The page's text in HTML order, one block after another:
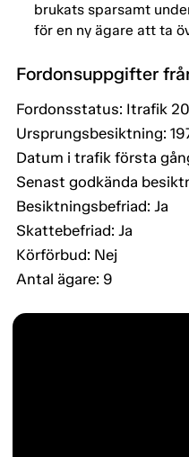
brukats sparsamt
för en ny ägare att ta
Fordonsuppgifter
Fordonsstatus: Itrafik
Ursprungsbesiktning:
Datum i trafik första
Senast godkända
Besiktningsbefriad: Ja
Skattebefriad: Ja
Körförbud: Nej
Antal ägare: 9